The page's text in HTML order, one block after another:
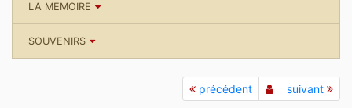
LA MEMOIRE
SOUVENIRS
précédent suivant